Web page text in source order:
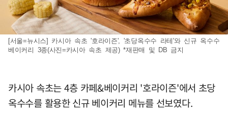
[서울=뉴시스] 카시아 속초 '호라이즌', '초당옥수수 라테'와 신규 옥수수
베이커리 3종(사진=카시아 속초 제공) *재판매 및 DB 금지
카시아 속초는 4층 카페&베이커리 '호라이즌'에서 초당
옥수수를 활용한 신규 베이커리 메뉴를 선보였다.